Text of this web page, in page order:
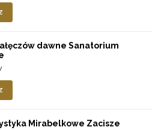
dawne Sanatorium
Mirabelkowe Zacisze